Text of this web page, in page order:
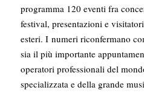
programma 120 eventi fra
festival, presentazioni e
esteri. I numeri riconfermano
sia il più importante
operatori professionali del
specializzata e della grande